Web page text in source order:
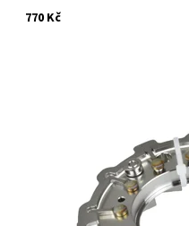
770 Kč
VNT mechanismus regulace
Skladem
786
Jrone
2 roky